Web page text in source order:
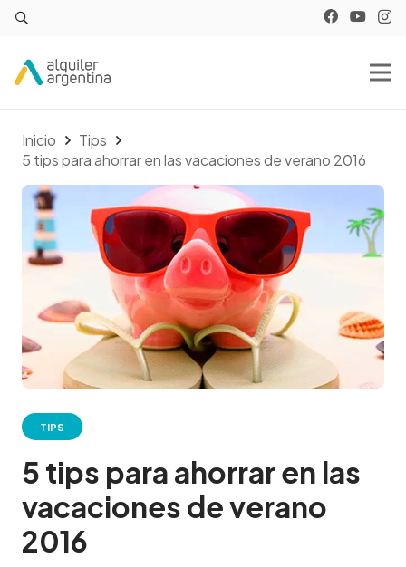
Inicio
Tips
5 tips para ahorrar en las vacaciones de verano 2016
TIPS
5 tips para ahorrar en las
vacaciones de verano
2016